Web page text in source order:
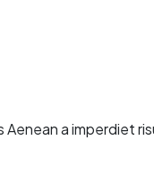
a imperdiet